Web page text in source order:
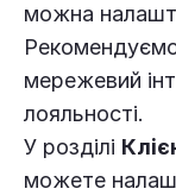
можна
мережевий
лояльності.
У розділі
можете